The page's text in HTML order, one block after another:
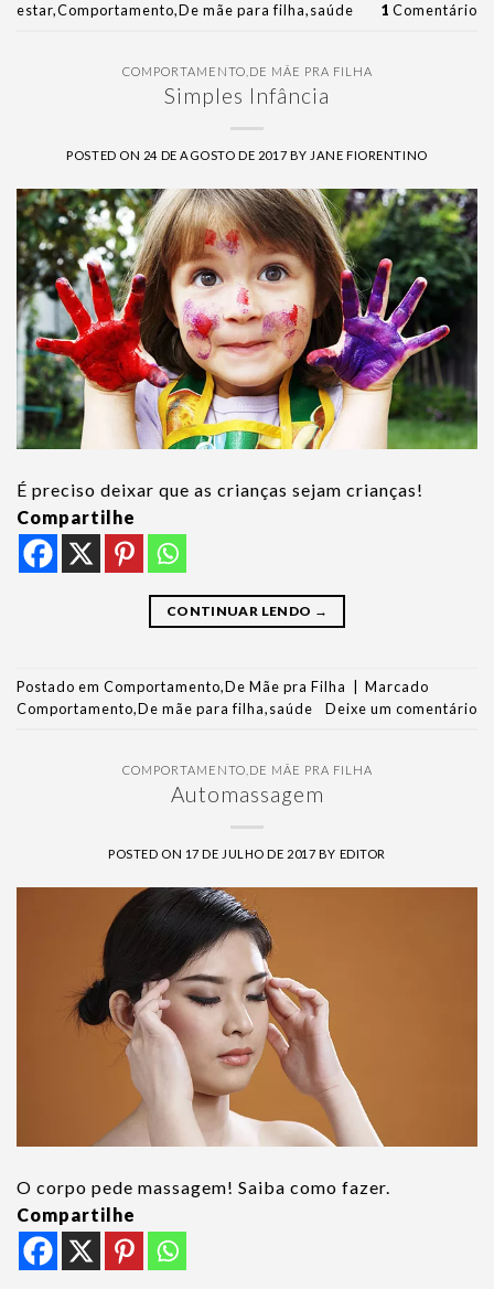
estar,Comportamento,De mãe para filha,saúde 1 Comentário
COMPORTAMENTO DE MÃE PRA FILHA
Simples Infância
POSTED ON 24 DE AGOSTO DE 2017 BY JANE FIORENTINO
É preciso deixar que as crianças sejam crianças!
Compartilhe
CONTINUAR LENDO →
Postado em Comportamento,De Mãe pra Filha
Marcado
Comportamento,De mãe para filha,saúde Deixe um comentário
COMPORTAMENTO DE MÃE PRA FILHA
Automassagem
POSTED ON 17 DE JULHO DE 2017 BY EDITOR
O corpo pede massagem! Saiba como fazer.
Compartilhe